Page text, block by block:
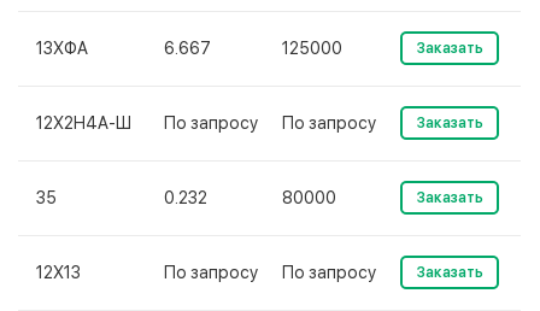
13ХФА 6.667 125000 Заказать
12Х2Н4А-Ш По запросу По запросу Заказать
35 0.232 80000 Заказать
12Х13 По запросу По запросу Заказать